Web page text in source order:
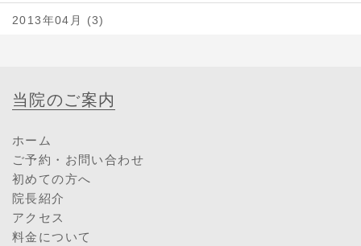
2013年04月 (3)
当院のご案内
ホーム
ご予約・お問い合わせ
初めての方へ
院長紹介
アクセス
料金について